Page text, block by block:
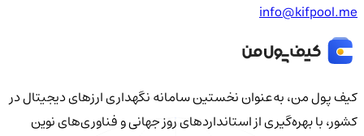
info@kifpool.me
کیف‌ پول من، به‌عنوان نخستین سامانه نگهداری ارزهای دیجیتال در
کشور، با بهره‌گیری از استانداردهای روز جهانی و فناوری‌های نوین